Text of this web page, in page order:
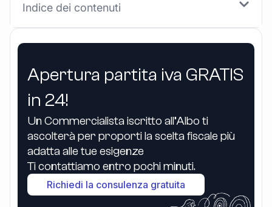
Apertura partita iva GRATIS
in 24!
Un Commercialista iscritto all’Albo ti
ascolterà per proporti la scelta fiscale più
adatta alle tue esigenze
Ti contattiamo entro pochi minuti.
Richiedi la consulenza gratuita
Indice dei contenuti